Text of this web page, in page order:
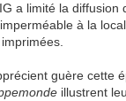
a limité la diffusion
à la
guère cette
illustrent